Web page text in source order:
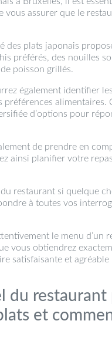
assurer que le
des plats japonais
préférés, des nouilles
poisson grillés.
également identifier
préférences alimentaires.
d’options pour
de prendre en
ainsi planifier votre
restaurant si quelque
à toutes vos
le menu d’un
vous obtiendrez
satisfaisante et
du restaurant
et